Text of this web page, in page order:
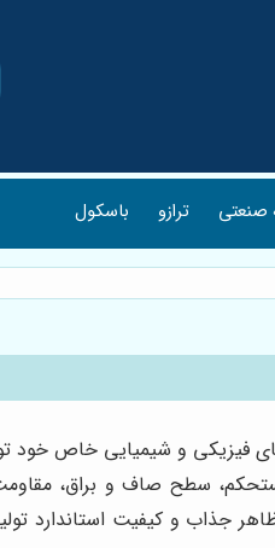
صنعتی ترازو باسکول
فیزیکی و شیمیایی خاص خود
سطح صاف و براق، مقاومت
جذاب و کیفیت استاندارد